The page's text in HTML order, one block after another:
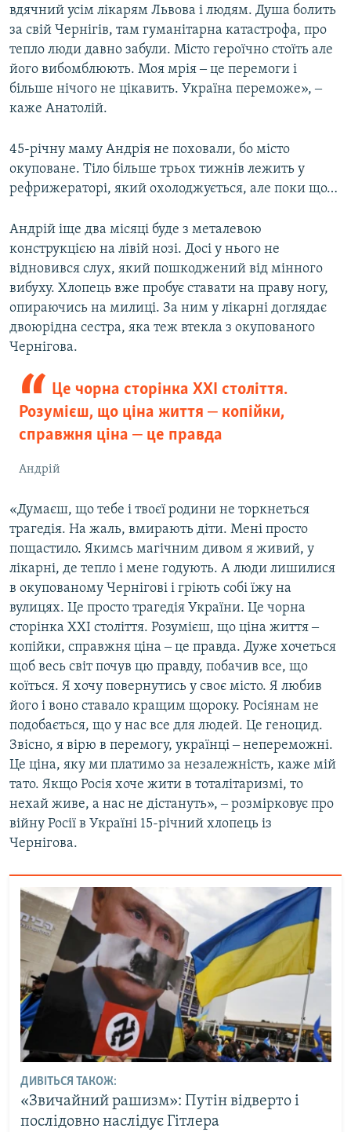
вдячний усім лікарям Львова і людям. Душа болить
за свій Чернігів, там гуманітарна катастрофа, про
тепло люди давно забули. Місто героїчно стоїть але
його вибомблюють. Моя мрія ‒ це перемоги і
більше нічого не цікавить. Україна переможе», ‒
каже Анатолій.
45-річну маму Андрія не поховали, бо місто
окуповане. Тіло більше трьох тижнів лежить у
рефрижераторі, який охолоджується, але поки що…
Андрій іще два місяці буде з металевою
конструкцією на лівій нозі. Досі у нього не
відновився слух, який пошкоджений від мінного
вибуху. Хлопець вже пробує ставати на праву ногу,
опираючись на милиці. За ним у лікарні доглядає
двоюрідна сестра, яка теж втекла з окупованого
Чернігова.
Це чорна сторінка ХХІ століття.
Розумієш, що ціна життя ‒ копійки,
справжня ціна ‒ це правда
Андрій
«Думаєш, що тебе і твоєї родини не торкнеться
трагедія. На жаль, вмирають діти. Мені просто
пощастило. Якимсь магічним дивом я живий, у
лікарні, де тепло і мене годують. А люди лишилися
в окупованому Чернігові і гріють собі їжу на
вулицях. Це просто трагедія України. Це чорна
сторінка ХХІ століття. Розумієш, що ціна життя ‒
копійки, справжня ціна ‒ це правда. Дуже хочеться
щоб весь світ почув цю правду, побачив все, що
коїться. Я хочу повернутись у своє місто. Я любив
його і воно ставало кращим щороку. Росіянам не
подобається, що у нас все для людей. Це геноцид.
Звісно, я вірю в перемогу, українці ‒ непереможні.
Це ціна, яку ми платимо за незалежність, каже мій
тато. Якщо Росія хоче жити в тоталітаризмі, то
нехай живе, а нас не дістануть», ‒ розмірковує про
війну Росії в Україні 15-річний хлопець із
Чернігова.
ДИВІТЬСЯ ТАКОЖ:
«Звичайний рашизм»: Путін відверто і
послідовно наслідує Гітлера